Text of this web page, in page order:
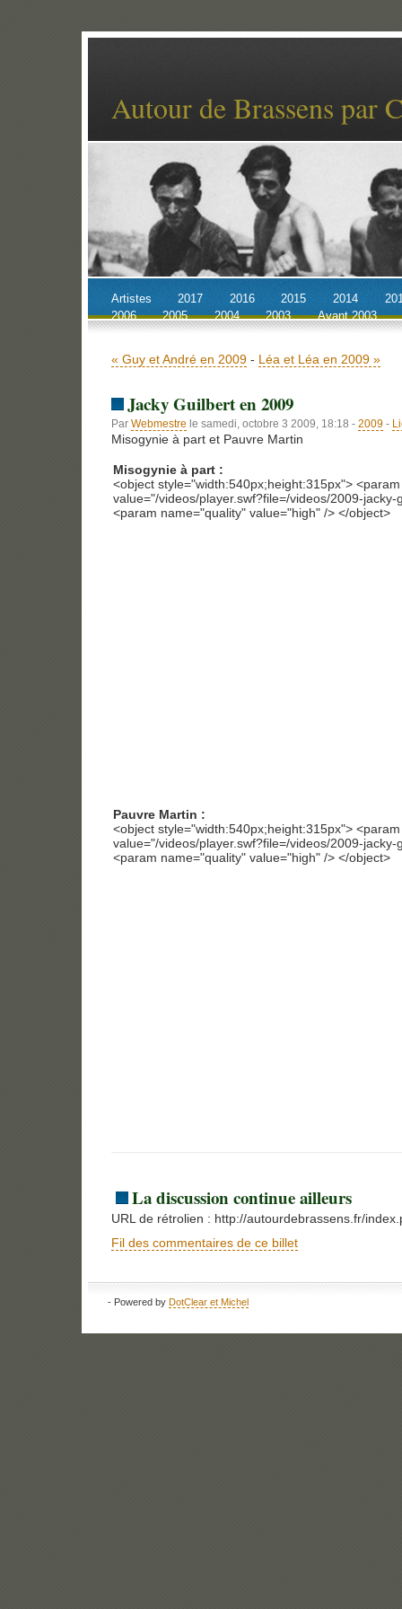
Autour de Brassens par
Artistes 2017 2016 2015 2014
2006
2005 2004 2003 Avant 2003
« Guy et André en 2009 - Léa et Léa en 2009 »
Jacky Guilbert en 2009
Par Webmestre le samedi, octobre 3 2009, 18:18 - 2009-
Misogynie à part et Pauvre Martin
Misogynie à part :
<object style="width:540px;height:315px">
value="/videos/player.swf?file=/videos/2009-
<param name="quality" value="high" /> </object>
Pauvre Martin :
<object style="width:540px;height:315px">
value="/videos/player.swf?file=/videos/2009-
<param name="quality" value="high" /> </object>
La discussion continue ailleurs
URL de rétrolien : http://autourdebrassens.fr/
Fil des commentaires de ce billet
- Powered by DotClear et Michel